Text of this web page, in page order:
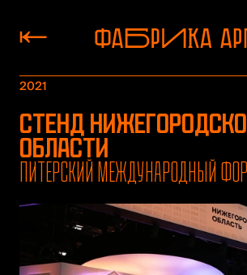
Стенд
области
Питерский международный
2021